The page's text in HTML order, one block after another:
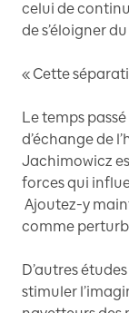
celui de
de s’éloigner
« Cette
Le temps
d’échange de
Jachimowicz
forces qui
Ajoutez-y
comme
D’autres
stimuler